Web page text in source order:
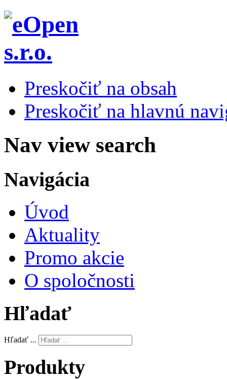
Preskočiť na obsah
Preskočiť na hlavnú
Nav view search
Navigácia
Úvod
Aktuality
Promo akcie
O spoločnosti
Hľadať
Hľadať ...
Produkty